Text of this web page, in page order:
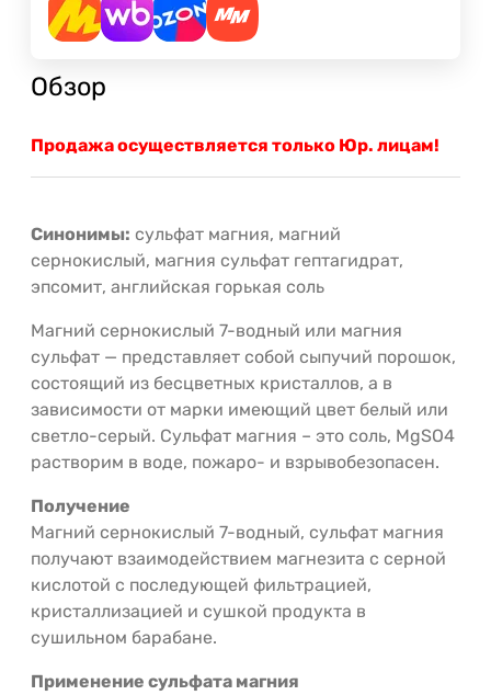
Обзор
Продажа осуществляется только Юр. лицам!
Синонимы: сульфат магния, магний
сернокислый, магния сульфат гептагидрат,
эпсомит, английская горькая соль
Магний сернокислый 7-водный или магния
сульфат — представляет собой сыпучий порошок,
состоящий из бесцветных кристаллов, а в
зависимости от марки имеющий цвет белый или
светло-серый. Сульфат магния – это соль, MgSO4
растворим в воде, пожаро- и взрывобезопасен.
Получение
Магний сернокислый 7-водный, сульфат магния
получают взаимодействием магнезита с серной
кислотой с последующей фильтрацией,
кристаллизацией и сушкой продукта в
сушильном барабане.
Применение сульфата магния